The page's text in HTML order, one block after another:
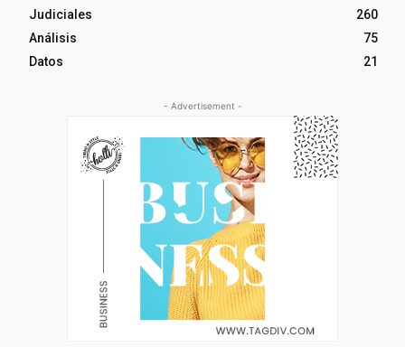
Judiciales
260
Análisis
75
Datos
21
- Advertisement -